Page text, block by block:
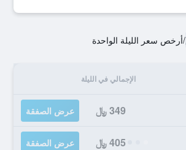
/أرخص سعر الليلة الواحدة
الإجمالي في الليلة
349 ﷼ عرض الصفقة
405 ﷼ عرض الصفقة